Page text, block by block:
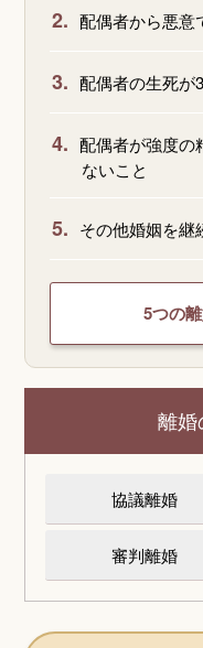
2. 配偶者から悪意
3. 配偶者の生死が
4. 配偶者が強度の
ないこと
5. その他婚姻を継
5つの
離
協議離婚
審判離婚